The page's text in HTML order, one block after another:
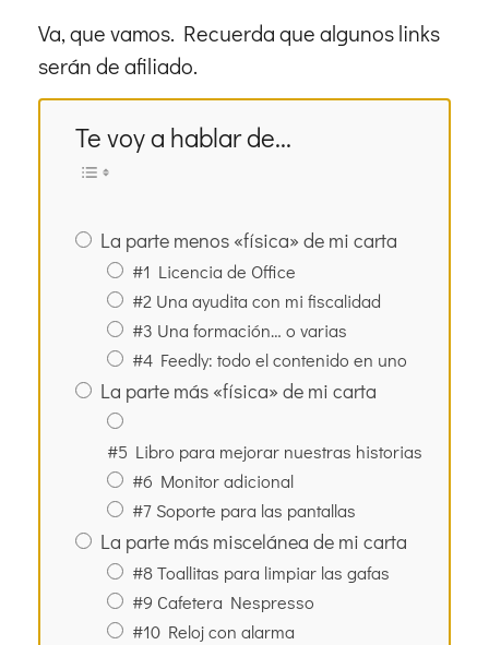
Va, que vamos. Recuerda que algunos links
serán de afiliado.
Te voy a hablar de...
La parte menos «física» de mi carta
#1 Licencia de Office
#2 Una ayudita con mi fiscalidad
#3 Una formación… o varias
#4 Feedly: todo el contenido en uno
La parte más «física» de mi carta
#5 Libro para mejorar nuestras historias
#6 Monitor adicional
#7 Soporte para las pantallas
La parte más miscelánea de mi carta
#8 Toallitas para limpiar las gafas
#9 Cafetera Nespresso
#10 Reloj con alarma